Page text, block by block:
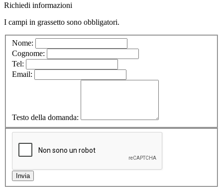
Richiedi informazioni
I campi in grassetto sono obbligatori.
Nome:
Cognome:
Tel:
Email:
Testo della domanda: